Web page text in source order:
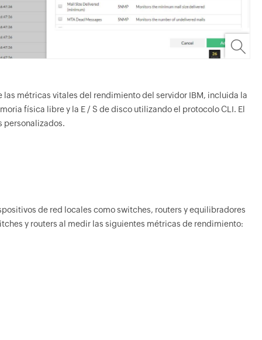
métricas vitales del rendimiento del servidor IBM, incluida la
física libre y la E / S de disco utilizando el protocolo CLI. El
personalizados.
de red locales como switches, routers y equilibradores
y routers al medir las siguientes métricas de rendimiento: